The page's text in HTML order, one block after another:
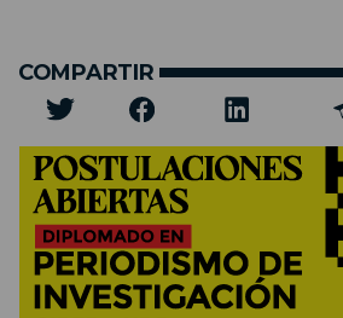
COMPARTIR